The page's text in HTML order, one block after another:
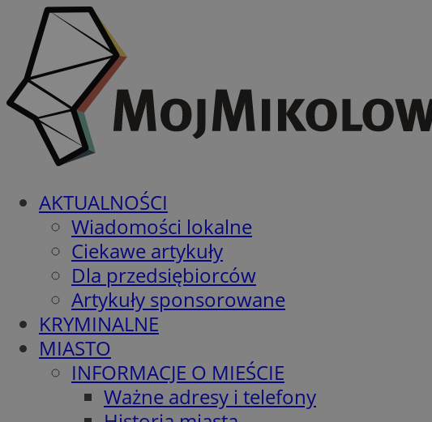
AKTUALNOŚCI
Wiadomości lokalne
Ciekawe artykuły
Dla przedsiębiorców
Artykuły sponsorowane
KRYMINALNE
MIASTO
INFORMACJE O MIEŚCIE
Ważne adresy i telefony